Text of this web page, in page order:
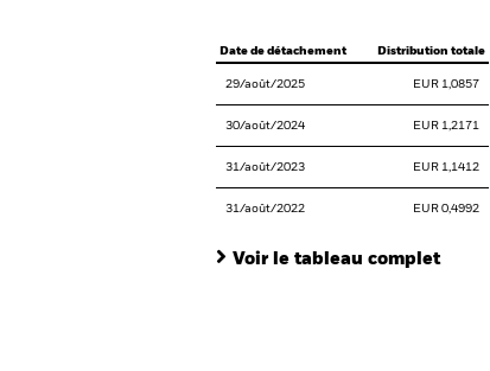
Date de détachement Distribution totale
29/août/2025 EUR 1,0857
30/août/2024 EUR 1,2171
31/août/2023 EUR 1,1412
31/août/2022 EUR 0,4992
Voir le tableau complet